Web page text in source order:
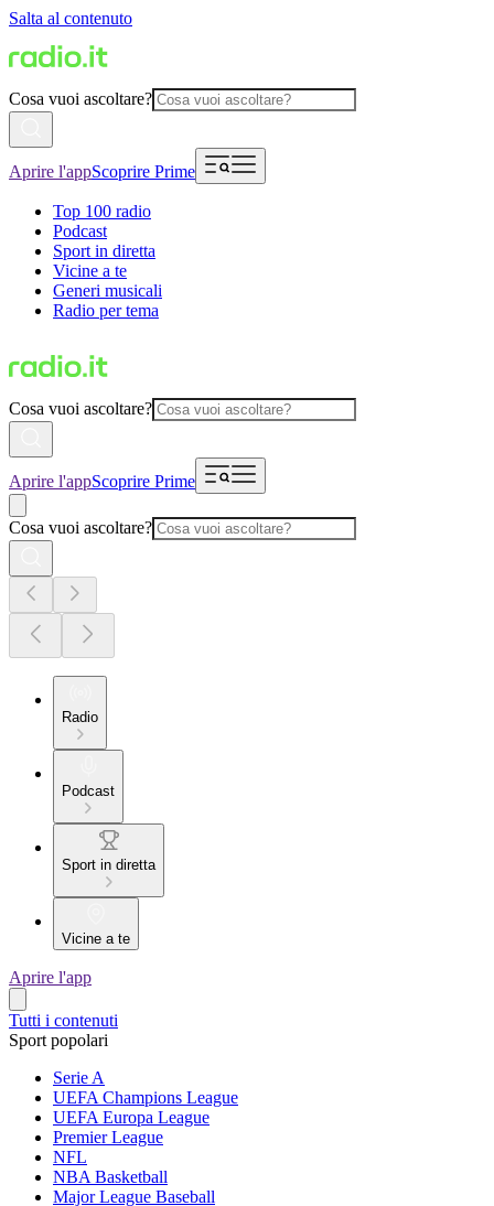
Salta al contenuto
Cosa vuoi ascoltare?
Aprire l'appScoprire Prime
Top 100 radio
Podcast
Sport in diretta
Vicine a te
Generi musicali
Radio per tema
Cosa vuoi ascoltare?
Aprire l'appScoprire Prime
Cosa vuoi ascoltare?
Radio
Podcast
Sport in diretta
Vicine a te
Aprire l'app
Tutti i contenuti
Sport popolari
Serie A
UEFA Champions League
UEFA Europa League
Premier League
NFL
NBA Basketball
Major League Baseball